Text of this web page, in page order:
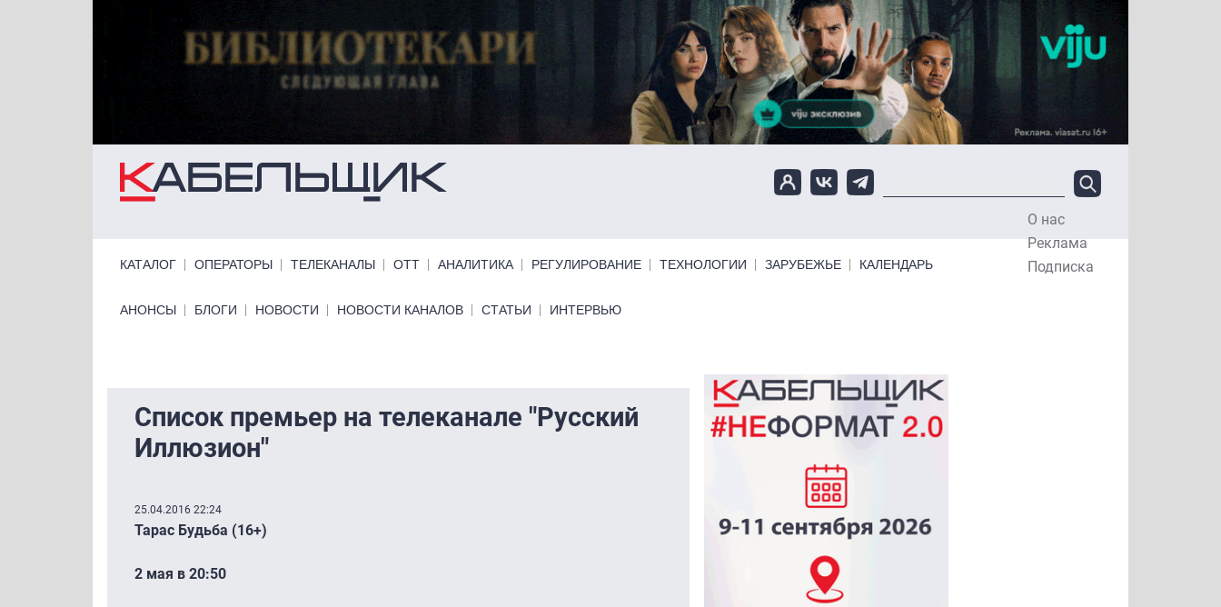
О нас
Реклама
Подписка
КАТАЛОГ ОПЕРАТОРЫ ТЕЛЕКАНАЛЫ ОТТ АНАЛИТИКА РЕГУЛИРОВАНИЕ ТЕХНОЛОГИИ ЗАРУБЕЖЬЕ КАЛЕНДАРЬ
Primary links bottom
АНОНСЫ БЛОГИ НОВОСТИ НОВОСТИ КАНАЛОВ СТАТЬИ ИНТЕРВЬЮ
Список премьер на телеканале "Русский
Иллюзион"
25.04.2016 22:24
Тарас Будьба (16+)
2 мая в 20:50